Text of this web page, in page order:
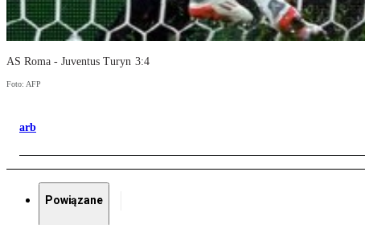
AS Roma - Juventus Turyn 3:4
Foto: AFP
arb
Powiązane